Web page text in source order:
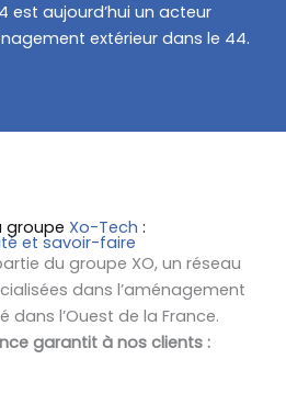
est aujourd’hui un acteur
extérieur dans le 44.
groupe Xo-Tech :
et savoir-faire
du groupe XO, un réseau
dans l’aménagement
dans l’Ouest de la France.
garantit à nos clients :